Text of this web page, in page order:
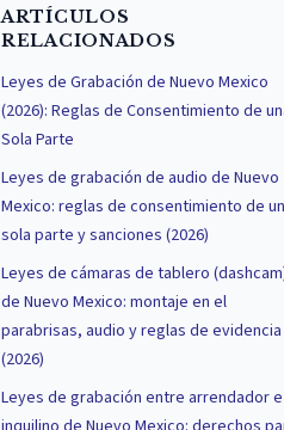
ARTÍCULOS
RELACIONADOS
Leyes de Grabación de Nuevo Mexico
(2026): Reglas de Consentimiento de
Sola Parte
Leyes de grabación de audio de Nuevo
Mexico: reglas de consentimiento de
sola parte y sanciones (2026)
Leyes de cámaras de tablero
de Nuevo Mexico: montaje en el
parabrisas, audio y reglas de evidencia
(2026)
Leyes de grabación entre arrendador e